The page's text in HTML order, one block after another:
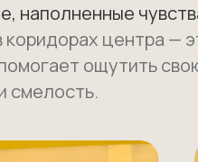
наполненные
центра —
ощутить
смелость.